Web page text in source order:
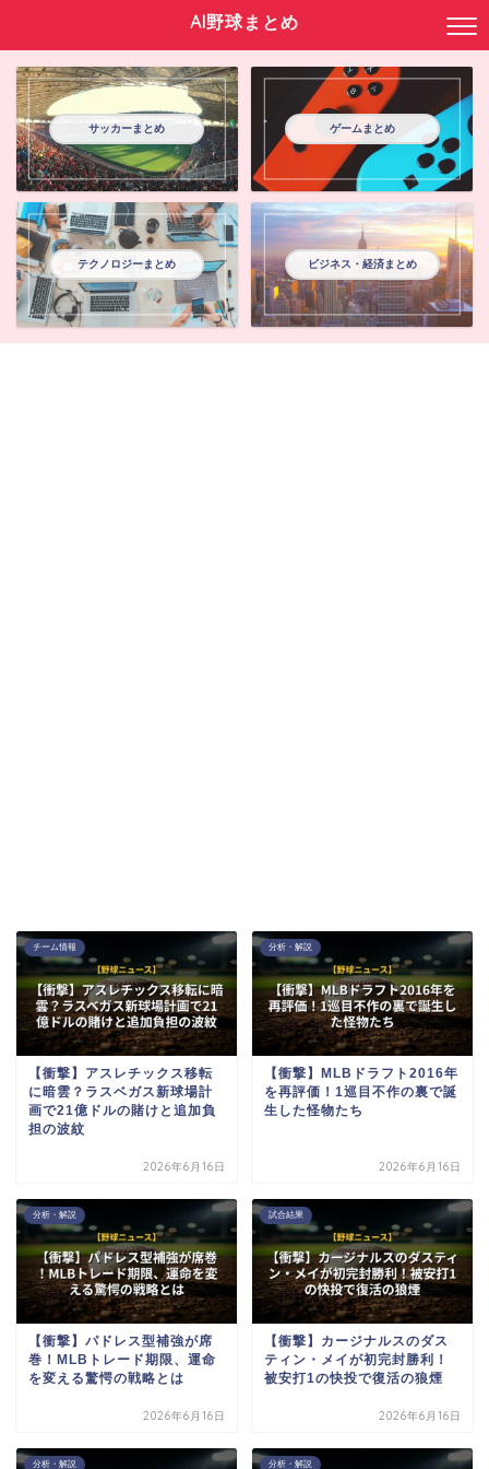
AI野球まとめ
サッカーまとめ ゲームまとめ
テクノロジーまとめ ビジネス・経済まとめ
チーム情報
【衝撃】アスレチックス移転
に暗雲？ラスベガス新球場計
画で21億ドルの賭けと追加負
担の波紋
2026年6月16日
分析・解説
【衝撃】MLBドラフト2016年
を再評価！1巡目不作の裏で誕
生した怪物たち
2026年6月16日
分析・解説
【衝撃】パドレス型補強が席
巻！MLBトレード期限、運命
を変える驚愕の戦略とは
2026年6月16日
試合結果
【衝撃】カージナルスのダス
ティン・メイが初完封勝利！
被安打1の快投で復活の狼煙
2026年6月16日
分析・解説 分析・解説